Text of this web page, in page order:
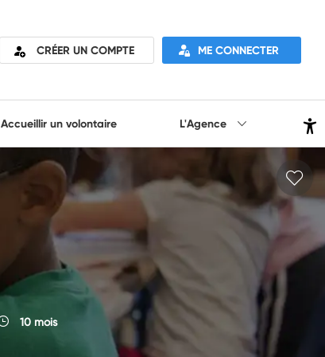
CRÉER UN COMPTE ME CONNECTER
Accueillir un volontaire L'Agence
10 mois